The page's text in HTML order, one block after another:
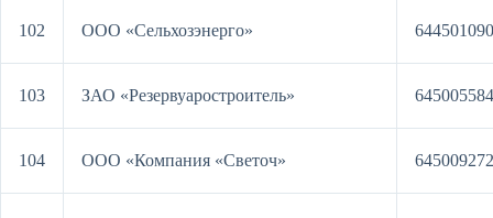
102 ООО «Сельхозэнерго»
103 ЗАО «Резервуаростроитель»
104 ООО «Компания «Светоч»